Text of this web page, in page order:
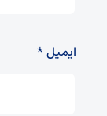
ایمیل*